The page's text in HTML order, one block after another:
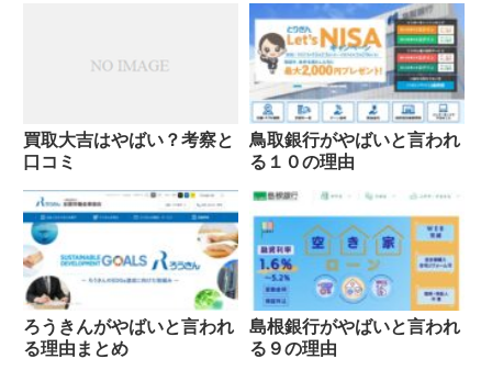
買取大吉はやばい？考察と
口コミ
鳥取銀行がやばいと言われ
る１０の理由
ろうきんがやばいと言われ
る理由まとめ
島根銀行がやばいと言われ
る９の理由